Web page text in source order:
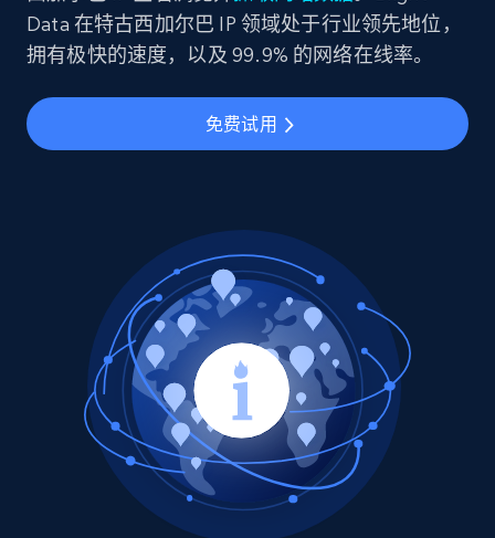
Data 在特古西加尔巴 IP 领域处于行业领先地位，
拥有极快的速度，以及 99.9% 的网络在线率。
免费试用